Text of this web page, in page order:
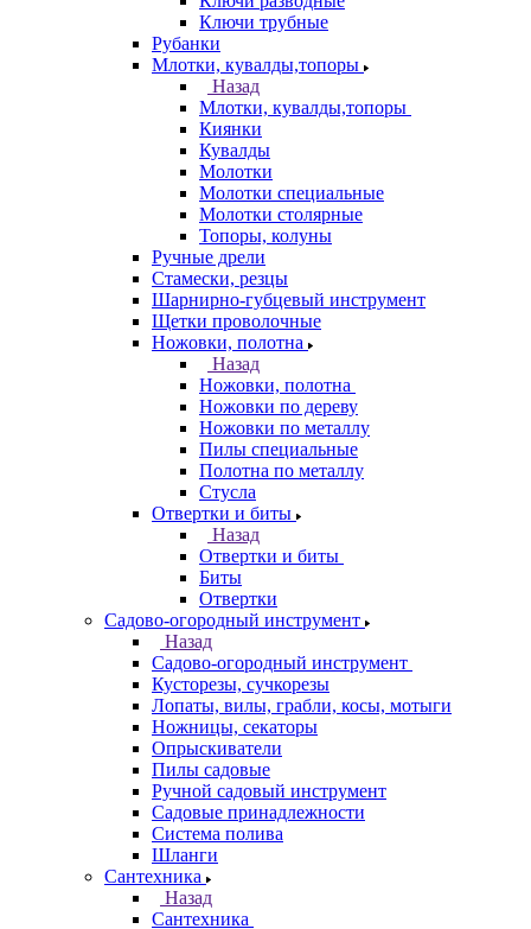
Ключи трубные
Рубанки
Млотки, кувалды,топоры
Назад
Млотки, кувалды,топоры
Киянки
Кувалды
Молотки
Молотки специальные
Молотки столярные
Топоры, колуны
Ручные дрели
Стамески, резцы
Шарнирно-губцевый инструмент
Щетки проволочные
Ножовки, полотна
Назад
Ножовки, полотна
Ножовки по дереву
Ножовки по металлу
Пилы специальные
Полотна по металлу
Стусла
Отвертки и биты
Назад
Отвертки и биты
Биты
Отвертки
Садово-огородный инструмент
Назад
Садово-огородный инструмент
Кусторезы, сучкорезы
Лопаты, вилы, грабли, косы, мотыги
Ножницы, секаторы
Опрыскиватели
Пилы садовые
Ручной садовый инструмент
Садовые принадлежности
Система полива
Шланги
Сантехника
Назад
Сантехника